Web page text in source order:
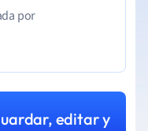
por
editar y